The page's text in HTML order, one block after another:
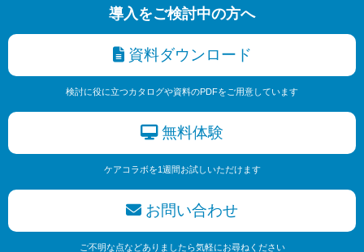
導入をご検討中の方へ
資料ダウンロード
検討に役に立つカタログや資料のPDFをご用意しています
無料体験
ケアコラボを1週間お試しいただけます
お問い合わせ
ご不明な点などありましたら気軽にお尋ねください